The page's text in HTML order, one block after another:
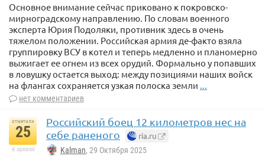
Основное внимание сейчас приковано к покровско-
мирноградскому направлению. По словам военного
эксперта Юрия Подоляки, противник здесь в очень
тяжелом положении. Российская армия де-факто взяла
группировку ВСУ в котел и теперь медленно и планомерно
выжигает ее огнем из всех орудий. Формально у попавших
в ловушку остается выход: между позициями наших войск
на флангах сохраняется узкая полоска земли ...
нет комментариев
отметили
25
в архиве
Российский боец 12 километров нес на
себе раненого
ria.ru
Kalman, 29 Октября 2025